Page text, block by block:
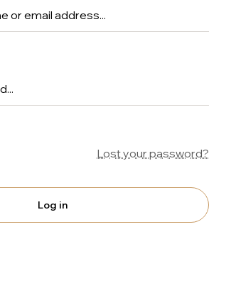
Lost your password?
Log in